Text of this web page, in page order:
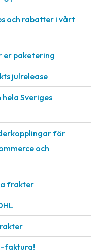
och rabatter i vårt
er paketering
julrelease
Sveriges
för
och
frakter
faktura!